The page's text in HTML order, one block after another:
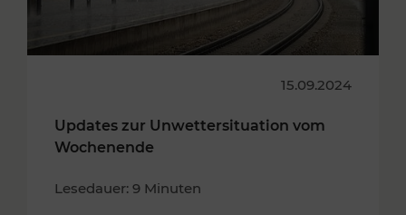
15.09.2024
Updates zur Unwettersituation vom
Wochenende
Lesedauer: 9 Minuten